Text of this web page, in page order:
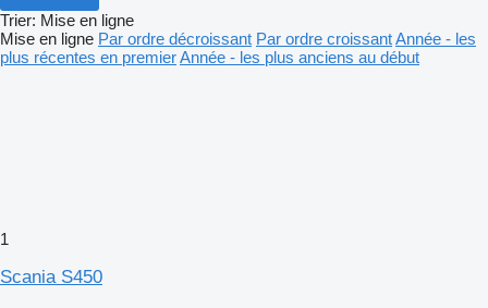
Trier: Mise en ligne
Mise en ligne Par ordre décroissant Par ordre croissantAnnée - les
plus récentes en premierAnnée - les plus anciens au début
1
Scania S450